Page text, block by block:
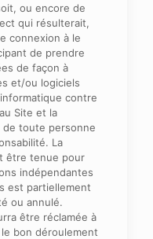
ou encore de
qui résulterait,
connexion à le
de prendre
de façon à
et/ou logiciels
contre
Site et la
de toute personne
La
être tenue pour
indépendantes
est partiellement
ou annulé.
être réclamée à
bon déroulement